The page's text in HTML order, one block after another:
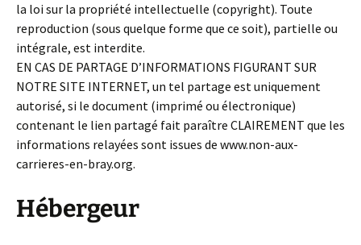
la loi sur la propriété intellectuelle (copyright). Toute
reproduction (sous quelque forme que ce soit), partielle ou
intégrale, est interdite.
EN CAS DE PARTAGE D’INFORMATIONS FIGURANT SUR
NOTRE SITE INTERNET, un tel partage est uniquement
autorisé, si le document (imprimé ou électronique)
contenant le lien partagé fait paraître CLAIREMENT que les
informations relayées sont issues de www.non-aux-
carrieres-en-bray.org.
Hébergeur